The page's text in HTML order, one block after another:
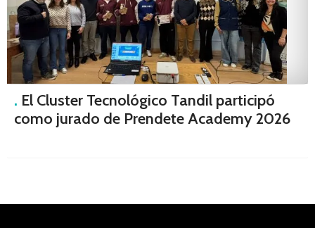
. El Cluster Tecnológico Tandil participó
como jurado de Prendete Academy 2026